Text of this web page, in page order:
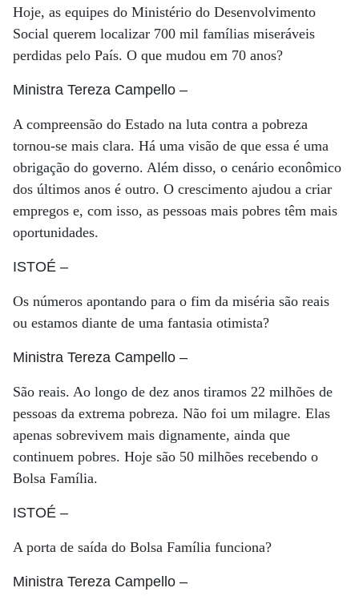
Hoje, as equipes do Ministério do Desenvolvimento
Social querem localizar 700 mil famílias miseráveis
perdidas pelo País. O que mudou em 70 anos?
Ministra Tereza Campello –
A compreensão do Estado na luta contra a pobreza
tornou-se mais clara. Há uma visão de que essa é uma
obrigação do governo. Além disso, o cenário econômico
dos últimos anos é outro. O crescimento ajudou a criar
empregos e, com isso, as pessoas mais pobres têm mais
oportunidades.
ISTOÉ –
Os números apontando para o fim da miséria são reais
ou estamos diante de uma fantasia otimista?
Ministra Tereza Campello –
São reais. Ao longo de dez anos tiramos 22 milhões de
pessoas da extrema pobreza. Não foi um milagre. Elas
apenas sobrevivem mais dignamente, ainda que
continuem pobres. Hoje são 50 milhões recebendo o
Bolsa Família.
ISTOÉ –
A porta de saída do Bolsa Família funciona?
Ministra Tereza Campello –